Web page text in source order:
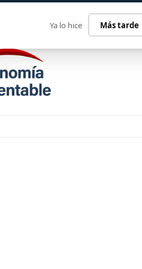
Ya lo hice Más tarde